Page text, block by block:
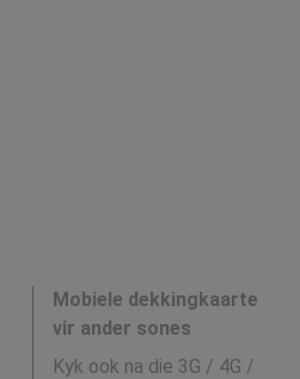
Mobiele dekkingkaarte
vir ander sones
Kyk ook na die 3G / 4G /